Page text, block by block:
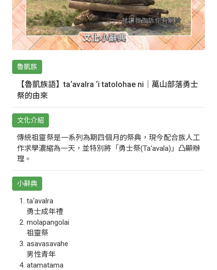
魯凱族
【魯凱族語】ta‘avalra ‘i tatolohae ni｜萬山部落勇士
祭的由來
文化介紹
傳統祖靈祭是一系列為期四個月的祭典，現今配合族人工
作求學濃縮為一天，並特別將「勇士祭(Ta‘avala)」凸顯辦
理。
小辭典
ta‘avalra
勇士成年禮
molapangolai
祖靈祭
asavasavahe
男性青年
atamatama